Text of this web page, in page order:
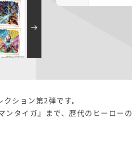
ション第2弾です。
タイガ』まで、歴代のヒーロー